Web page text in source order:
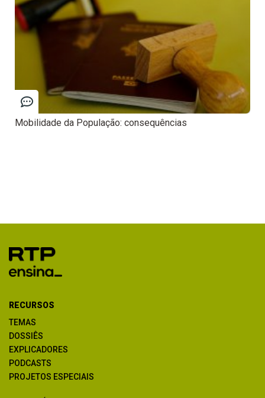
Mobilidade da População: consequências
RECURSOS
TEMAS
DOSSIÊS
EXPLICADORES
PODCASTS
PROJETOS ESPECIAIS